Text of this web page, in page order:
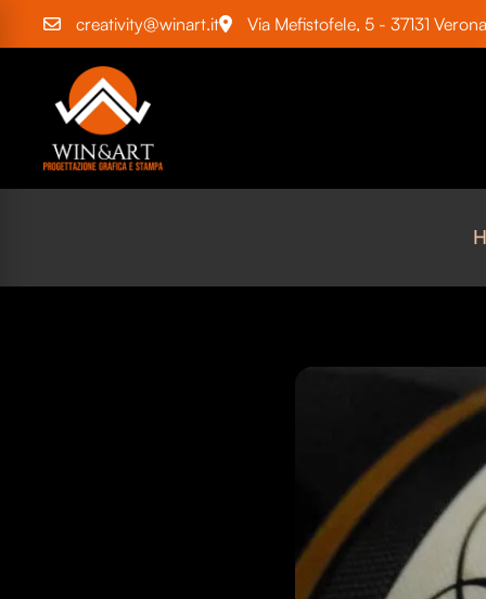
creativity@winart.it Via Mefistofele, 5 - 37131 Verona